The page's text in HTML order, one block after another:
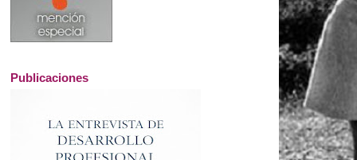
Publicaciones